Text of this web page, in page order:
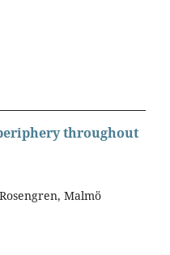
throughout
Malmö